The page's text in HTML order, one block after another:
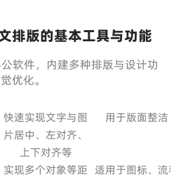
排版的基本工具与功能
软件，内建多种排版与设计功
优化。
快速实现文字与图
片居中、左对齐、
上下对齐等
用于版面整洁
实现多个对象等距 适用于图标、流程